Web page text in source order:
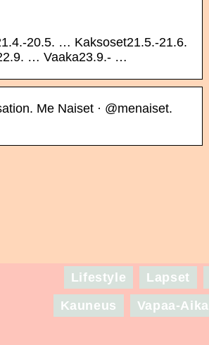
20.5. … Kaksoset21.5.-21.6.
… Vaaka23.9.- …
Me Naiset · @menaiset.
Lifestyle Lapset
Kauneus
Vapaa-Aika